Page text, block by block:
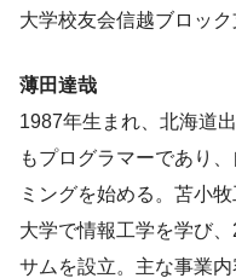
大学校友会信越ブロック
薄田達哉
1987年生まれ、北海道
もプログラマーであり
ミングを始める。苫小
大学で情報工学を学び
サムを設立。主な事業